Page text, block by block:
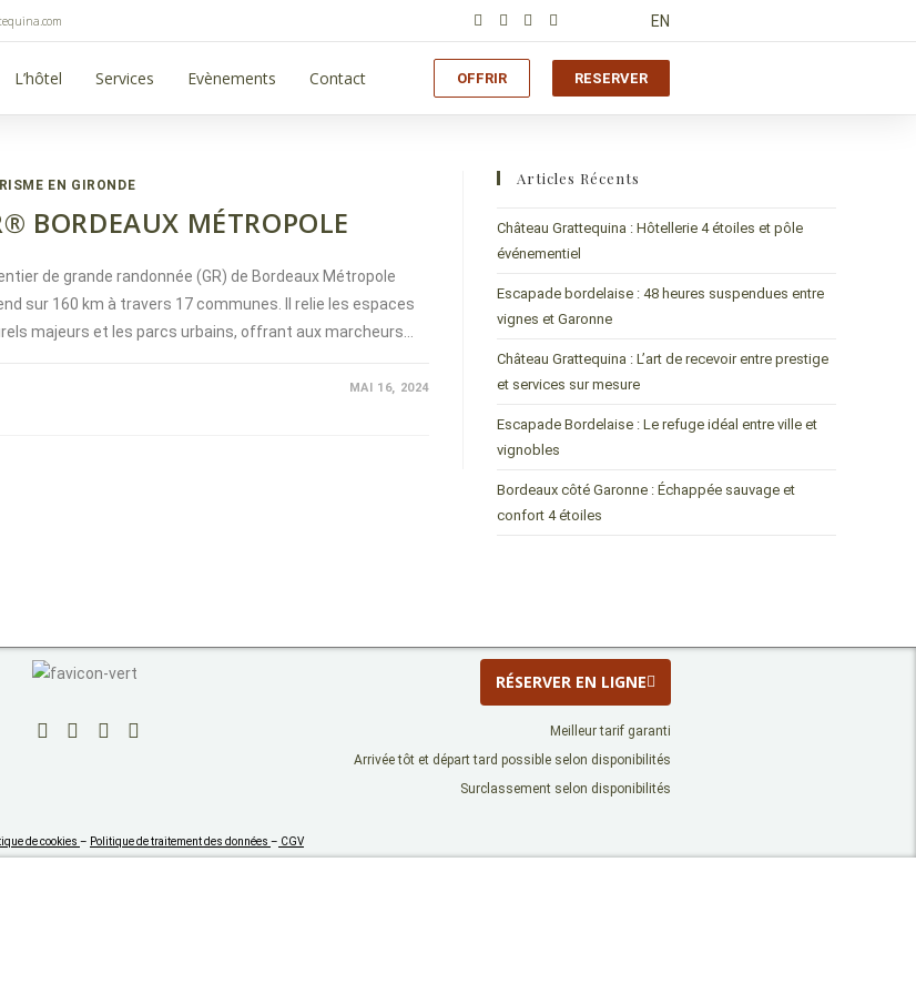
EN
L’hôtel Services Evènements Contact OFFRIR RESERVER
EN GIRONDE
BORDEAUX MÉTROPOLE
de grande randonnée (GR) de Bordeaux Métropole
sur 160 km à travers 17 communes. Il relie les espaces
majeurs et les parcs urbains, offrant aux marcheurs…
MAI 16, 2024
Articles Récents
Château Grattequina : Hôtellerie 4 étoiles et pôle
événementiel
Escapade bordelaise : 48 heures suspendues entre
vignes et Garonne
Château Grattequina : L’art de recevoir entre prestige
et services sur mesure
Escapade Bordelaise : Le refuge idéal entre ville et
vignobles
Bordeaux côté Garonne : Échappée sauvage et
confort 4 étoiles
RÉSERVER EN LIGNE
Meilleur tarif garanti
Arrivée tôt et départ tard possible selon disponibilités
Surclassement selon disponibilités
de cookies – Politique de traitement des données – CGV